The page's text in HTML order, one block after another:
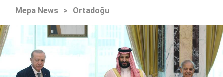
Mepa News > Ortadoğu